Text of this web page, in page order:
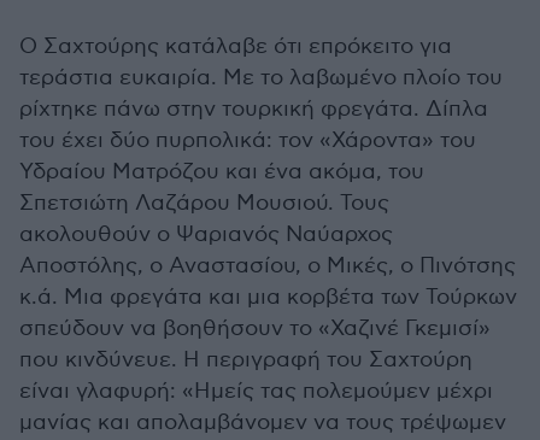
Ο Σαχτούρης κατάλαβε ότι επρόκειτο για
τεράστια ευκαιρία. Με το λαβωμένο πλοίο του
ρίχτηκε πάνω στην τουρκική φρεγάτα. Δίπλα
του έχει δύο πυρπολικά: τον «Χάροντα» του
Υδραίου Ματρόζου και ένα ακόμα, του
Σπετσιώτη Λαζάρου Μουσιού. Τους
ακολουθούν ο Ψαριανός Ναύαρχος
Αποστόλης, ο Αναστασίου, ο Μικές, ο Πινότσης
κ.ά. Μια φρεγάτα και μια κορβέτα των Τούρκων
σπεύδουν να βοηθήσουν το «Χαζινέ Γκεμισί»
που κινδύνευε. Η περιγραφή του Σαχτούρη
είναι γλαφυρή: «Ημείς τας πολεμούμεν μέχρι
μανίας και απολαμβάνομεν να τους τρέψωμεν